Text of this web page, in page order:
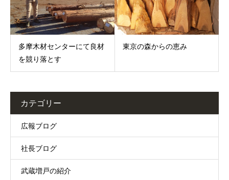
多摩木材センターにて良材
を競り落とす
東京の森からの恵み
カテゴリー
広報ブログ
社長ブログ
武蔵増戸の紹介